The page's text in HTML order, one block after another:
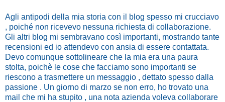
Agli antipodi della mia storia con il blog spesso mi crucciavo
, poiché non ricevevo nessuna richiesta di collaborazione.
Gli altri blog mi sembravano così importanti, mostrando tante
recensioni ed io attendevo con ansia di essere contattata.
Devo comunque sottolineare che la mia era una paura
stolta, poichè le cose che facciamo sono importanti se
riescono a trasmettere un messaggio , dettato spesso dalla
passione . Un giorno di marzo se non erro, ho trovato una
mail che mi ha stupito , una nota azienda voleva collaborare